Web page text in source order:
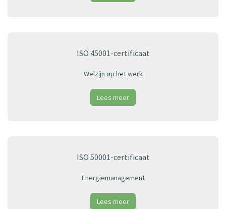
ISO 45001-certificaat
Welzijn op het werk
Lees meer
ISO 50001-certificaat
Energiemanagement
Lees meer